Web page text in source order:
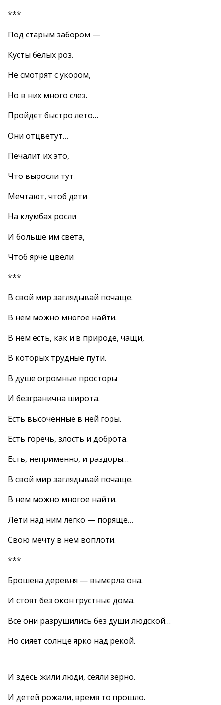
***
Под старым забором —
Кусты белых роз.
Не смотрят с укором,
Но в них много слез.
Пройдет быстро лето…
Они отцветут…
Печалит их это,
Что выросли тут.
Мечтают, чтоб дети
На клумбах росли
И больше им света,
Чтоб ярче цвели.
***
В свой мир заглядывай почаще.
В нем можно многое найти.
В нем есть, как и в природе, чащи,
В которых трудные пути.
В душе огромные просторы
И безгранична широта.
Есть высоченные в ней горы.
Есть горечь, злость и доброта.
Есть, неприменно, и раздоры…
В свой мир заглядывай почаще.
В нем можно многое найти.
Лети над ним легко — поряще…
Свою мечту в нем воплоти.
***
Брошена деревня — вымерла она.
И стоят без окон грустные дома.
Все они разрушились без души людской…
Но сияет солнце ярко над рекой.
И здесь жили люди, сеяли зерно.
И детей рожали, время то прошло.